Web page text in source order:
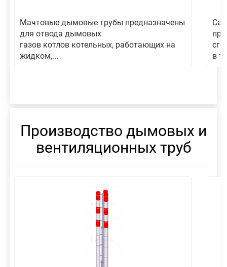
Мачтовые дымовые трубы предназначены
для отвода дымовых
газов котлов котельных, работающих на
жидком,...
в
Производство дымовых и
вентиляционных труб